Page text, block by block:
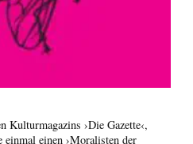
Kulturmagazins ›Die Gazette‹,
einen ›Moralisten der